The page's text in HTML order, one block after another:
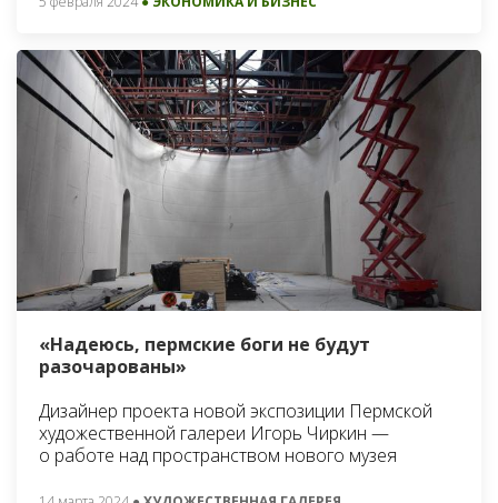
«Надеюсь, пермские боги не будут
разочарованы»
Дизайнер проекта новой экспозиции Пермской
художественной галереи Игорь Чиркин —
о работе над пространством нового музея